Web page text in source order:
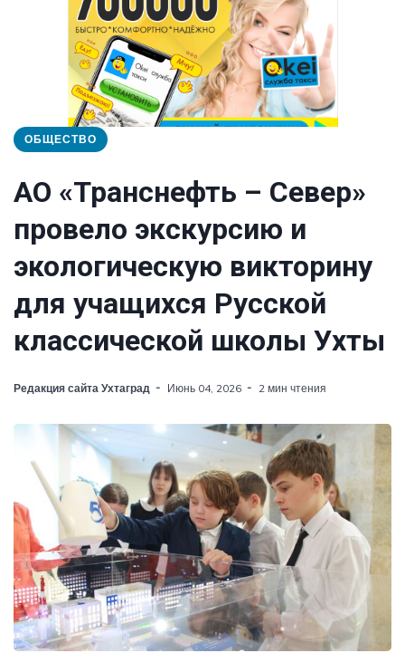
ОБЩЕСТВО
АО «Транснефть – Север»
провело экскурсию и
экологическую викторину
для учащихся Русской
классической школы Ухты
Редакция сайта Ухтаград Июнь 04, 2026 2 мин чтения